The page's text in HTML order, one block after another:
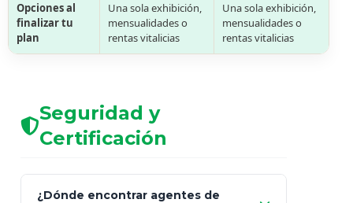
Opciones al
finalizar tu
plan
Una sola exhibición,
mensualidades o
rentas vitalicias
Una sola exhibición,
mensualidades o
rentas vitalicias
Seguridad y
Certificación
¿Dónde encontrar agentes de